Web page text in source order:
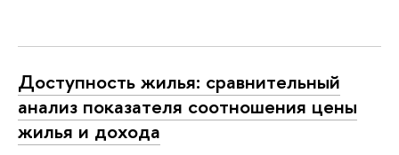
Доступность жилья: сравнительный
анализ показателя соотношения цены
жилья и дохода